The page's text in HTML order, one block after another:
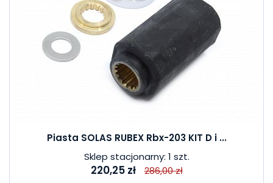
Piasta SOLAS RUBEX Rbx-203 KIT D i ...
Sklep stacjonarny: 1 szt.
220,25 zł 286,00 zł